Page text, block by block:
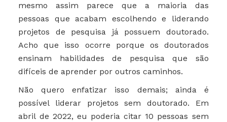
mesmo assim parece que a maioria das
pessoas que acabam escolhendo e liderando
projetos de pesquisa já possuem doutorado.
Acho que isso ocorre porque os doutorados
ensinam habilidades de pesquisa que são
difíceis de aprender por outros caminhos.
Não quero enfatizar isso demais; ainda é
possível liderar projetos sem doutorado. Em
abril de 2022, eu poderia citar 10 pessoas sem